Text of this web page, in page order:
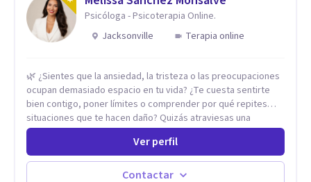
herramientas prácticas y dinámicas adaptadas a la edad de
cada menor, dejando de lado las etiquetas y los tecnicismos.
Mi forma de trabajar se centra en entender las emociones
fortaleciendo la comunicación entre ustedes. Acompaño a
niños y adolescentes que están lidiando con la ansiedad, la
timidez, la rebeldía o dificultades escolares, así como a
padres que buscan orientación y pautas claras para educar
sin perder la paciencia ni el control. Si estás listo para dar el
primer paso hacia una convivencia familiar más armoniosa,
agenda tu sesión y empecemos a trabajar juntos.
Psicóloga - Psicoterapia Online.
Jacksonville
Terapia online
🌿 ¿Sientes que la ansiedad, la tristeza o las preocupaciones
ocupan demasiado espacio en tu vida? ¿Te cuesta sentirte
bien contigo, poner límites o comprender por qué repites
situaciones que te hacen daño? Quizás atraviesas una
ruptura, una crisis, dificultades en tus relaciones o un
proceso migratorio que te ha hecho sentir lejos de ti. No
tienes que esperar a sentirte peor para pedir ayuda. 🤍 Soy
psicóloga clínica y acompaño a personas adultas que desean
Ver perfil
Contactar